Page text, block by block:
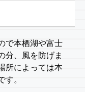
で本栖湖や富士
分、風を防げま
所によっては本
す。